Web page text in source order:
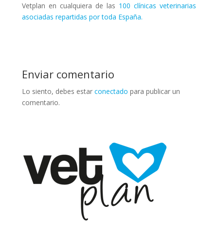
Vetplan en cualquiera de las 100 clínicas veterinarias
asociadas repartidas por toda España.
Enviar comentario
Lo siento, debes estar conectado para publicar un
comentario.